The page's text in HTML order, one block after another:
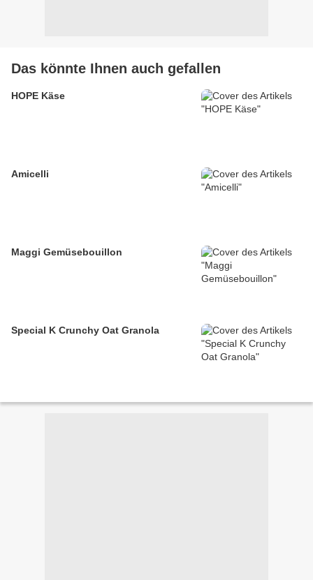
Das könnte Ihnen auch gefallen
HOPE Käse
Amicelli
Maggi Gemüsebouillon
Special K Crunchy Oat Granola